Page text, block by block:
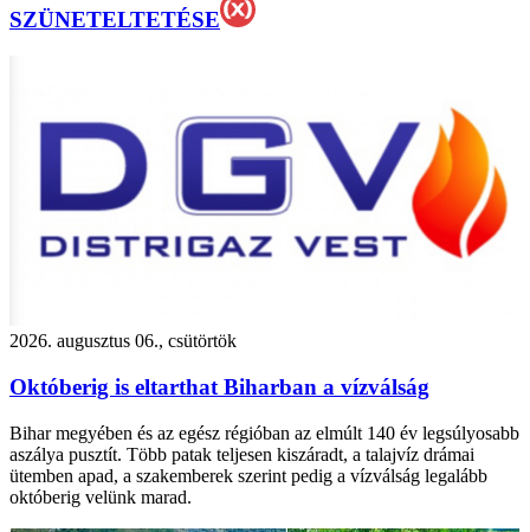
SZÜNETELTETÉSE
2026. augusztus 06., csütörtök
Októberig is eltarthat Biharban a vízválság
Bihar megyében és az egész régióban az elmúlt 140 év legsúlyosabb
aszálya pusztít. Több patak teljesen kiszáradt, a talajvíz drámai
ütemben apad, a szakemberek szerint pedig a vízválság legalább
októberig velünk marad.